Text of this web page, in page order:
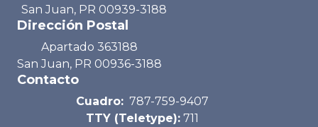
San Juan, PR 00939-3188
Dirección Postal
Apartado 363188
San Juan, PR 00936-3188
Contacto
Cuadro: 787-759-9407
TTY (Teletype): 711